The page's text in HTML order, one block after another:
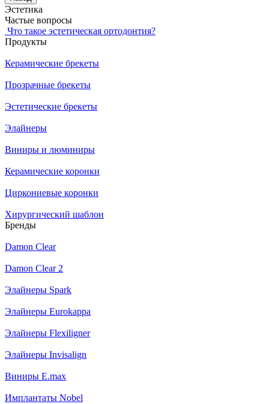
Эстетика
Частые вопросы
Что такое эстетическая ортодонтия?
Продукты
Керамические брекеты
Прозрачные брекеты
Эстетические брекеты
Элайнеры
Виниры и люминиры
Керамические коронки
Циркониевые коронки
Хирургический шаблон
Бренды
Damon Clear
Damon Clear 2
Элайнеры Spark
Элайнеры Eurokappa
Элайнеры Flexiligner
Элайнеры Invisalign
Виниры E.max
Имплантаты Nobel